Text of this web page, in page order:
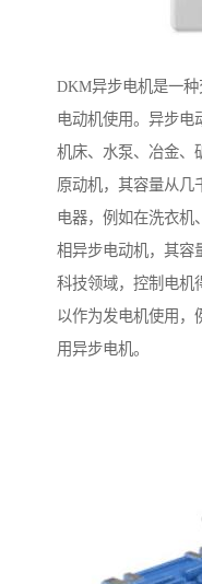
DKM异步电机是一
电动机使用。异步电
机床、水泵、冶金、
原动机，其容量从几
电器，例如在洗衣机
相异步电动机，其容
科技领域，控制电机
以作为发电机使用，
用异步电机。